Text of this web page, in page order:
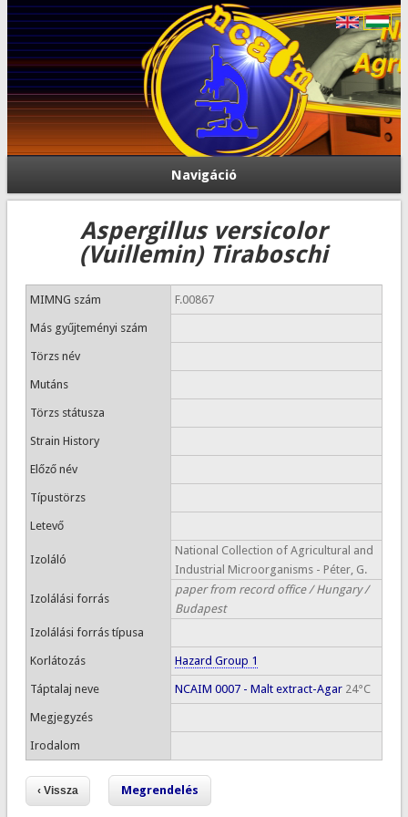
Navigáció
Aspergillus versicolor
(Vuillemin) Tiraboschi
MIMNG szám F.00867
Más gyűjteményi szám
Törzs név
Mutáns
Törzs státusza
Strain History
Előző név
Típustörzs
Letevő
Izoláló
National Collection of Agricultural and
Industrial Microorganisms - Péter, G.
Izolálási forrás
paper from record office / Hungary /
Budapest
Izolálási forrás típusa
Korlátozás Hazard Group 1
Táptalaj neve NCAIM 0007 - Malt extract-Agar24°C
Megjegyzés
Irodalom
Megrendelés